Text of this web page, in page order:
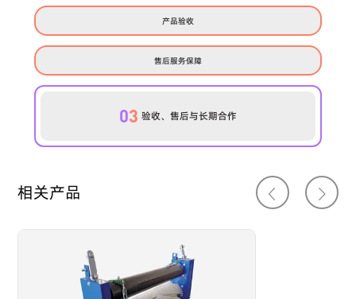
产品验收
售后服务保障
03 验收、售后与长期合作
相关产品